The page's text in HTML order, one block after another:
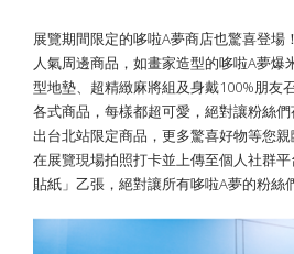
展覽期間限定的哆啦A夢商店也驚喜登場
人氣周邊商品，如畫家造型的哆啦A夢爆
型地墊、超精緻麻將組及身戴100%朋友
各式商品，每樣都超可愛，絕對讓粉絲
出台北站限定商品，更多驚喜好物等您
在展覽現場拍照打卡並上傳至個人社群
貼紙」乙張，絕對讓所有哆啦A夢的粉絲